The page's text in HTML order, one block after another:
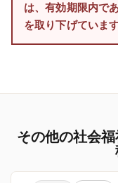
は、有効期限内で
を取り下げています
その他の社会